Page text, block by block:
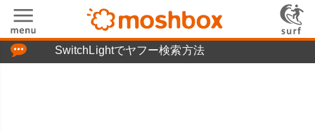
SwitchLightでヤフー検索方法
「つぶやき」の使い方